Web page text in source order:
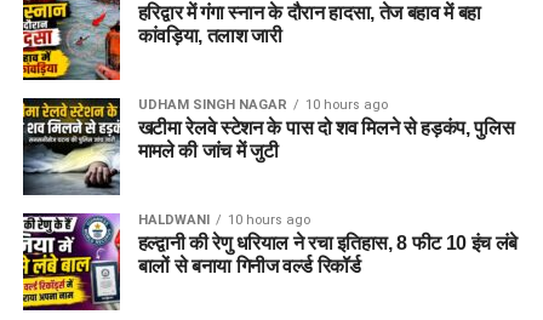
जेल नहीं, रेजिडेंशियल कॉम्प्लेक्स जैसा
होगा माहौल
आलंबन गांव की सबसे खास बात यही होगी कि यहां रहने वाली महिलाओं
और बच्चों को यह महसूस न हो कि वे किसी जेल या बंद संस्थान में रह रहे
हैं। इसके बजाय पूरा परिसर एक रेजिडेंशियल कॉम्प्लेक्स की तरह विकसित
किया जाएगा, जहां सुरक्षा के साथ रहने, पढ़ाई, दैनिक जीवन और सामाजिक
विकास से जुड़ी सुविधाएं उपलब्ध होंगी।
परिसर को आधुनिक सुविधाओं से लैस करने की योजना है। यहां आंगनबाड़ी
हरिद्वार में गंगा स्नान के दौरान हादसा, तेज बहाव में बहा
कांवड़िया, तलाश जारी
UDHAM SINGH NAGAR 10 hours ago
खटीमा रेलवे स्टेशन के पास दो शव मिलने से हड़कंप, पुलिस
मामले की जांच में जुटी
HALDWANI 10 hours ago
हल्द्वानी की रेणु धरियाल ने रचा इतिहास, 8 फीट 10 इंच लंबे
बालों से बनाया गिनीज वर्ल्ड रिकॉर्ड